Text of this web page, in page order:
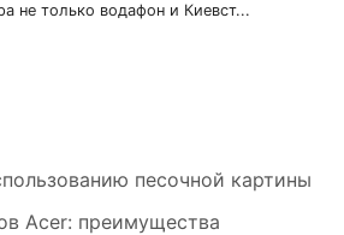
песочной картины
Acer: преимущества